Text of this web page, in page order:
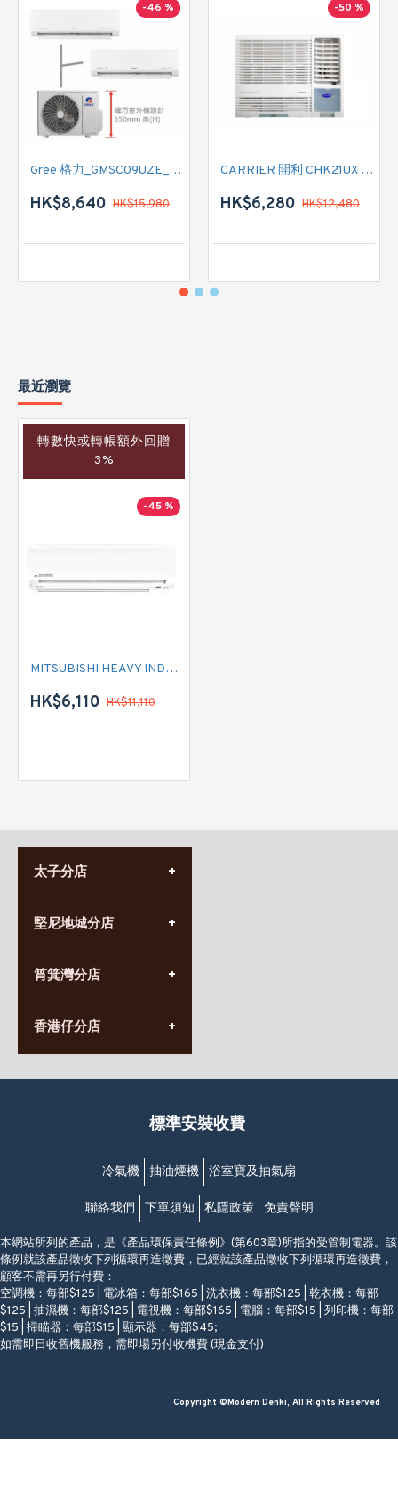
-46 %
Gree 格力_GMSC09UZE_GMSC12UZE_GMSC18UZC_R32 掛牆變頻式1拖2分體冷氣機 (淨冷型)
HK$8,640 HK$15,980
-50 %
CARRIER 開利 CHK21UX 二匹半 變頻淨冷窗口式冷氣機 (附遙控)
HK$6,280 HK$12,480
最近瀏覽
轉數快或轉帳額外回贈
3%
-45 %
MITSUBISHI HEAVY INDUSTRIES 三菱重工 SRK35MWKHC1 匹半 變頻淨冷掛牆分體式冷氣機 (附遙控)
HK$6,110 HK$11,110
太子分店
營業時間:
九龍太子太子道西141號
堅尼地城分店
營業時間:
香港堅尼地城卑路乍街
(堅尼地城地鐵站B出口)
筲箕灣分店
營業時間:
(10:00am-20:30pm)
香港仔分店
營業時間:
香港香港仔成都道20-28號
(黃竹坑地鐵站轉4M專線小巴)
標準安裝收費
冷氣機 抽油煙機 浴室寶及抽氣扇
聯絡我們 下單須知 私隱政策 免責聲明
本網站所列的產品，是《產品環保責任條例》(第603章)所指的受管制電器。該
條例就該產品徵收下列循環再造徵費，已經就該產品徵收下列循環再造徵費，
顧客不需再另行付費：
空調機：每部$125 | 電冰箱：每部$165 | 洗衣機：每部$125 | 乾衣機：每部
$125 | 抽濕機：每部$125 | 電視機：每部$165 | 電腦：每部$15 | 列印機：每部
$15 | 掃瞄器：每部$15 | 顯示器：每部$45;
如需即日收舊機服務，需即場另付收機費 (現金支付)
Copyright ©Modern Denki, All Rights Reserved